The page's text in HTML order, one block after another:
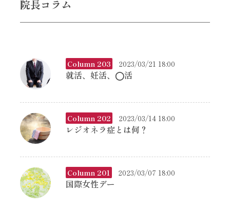
院長コラム
Column 203 2023/03/21 18:00
就活、妊活、◯活
Column 202 2023/03/14 18:00
レジオネラ症とは何？
Column 201 2023/03/07 18:00
国際女性デー